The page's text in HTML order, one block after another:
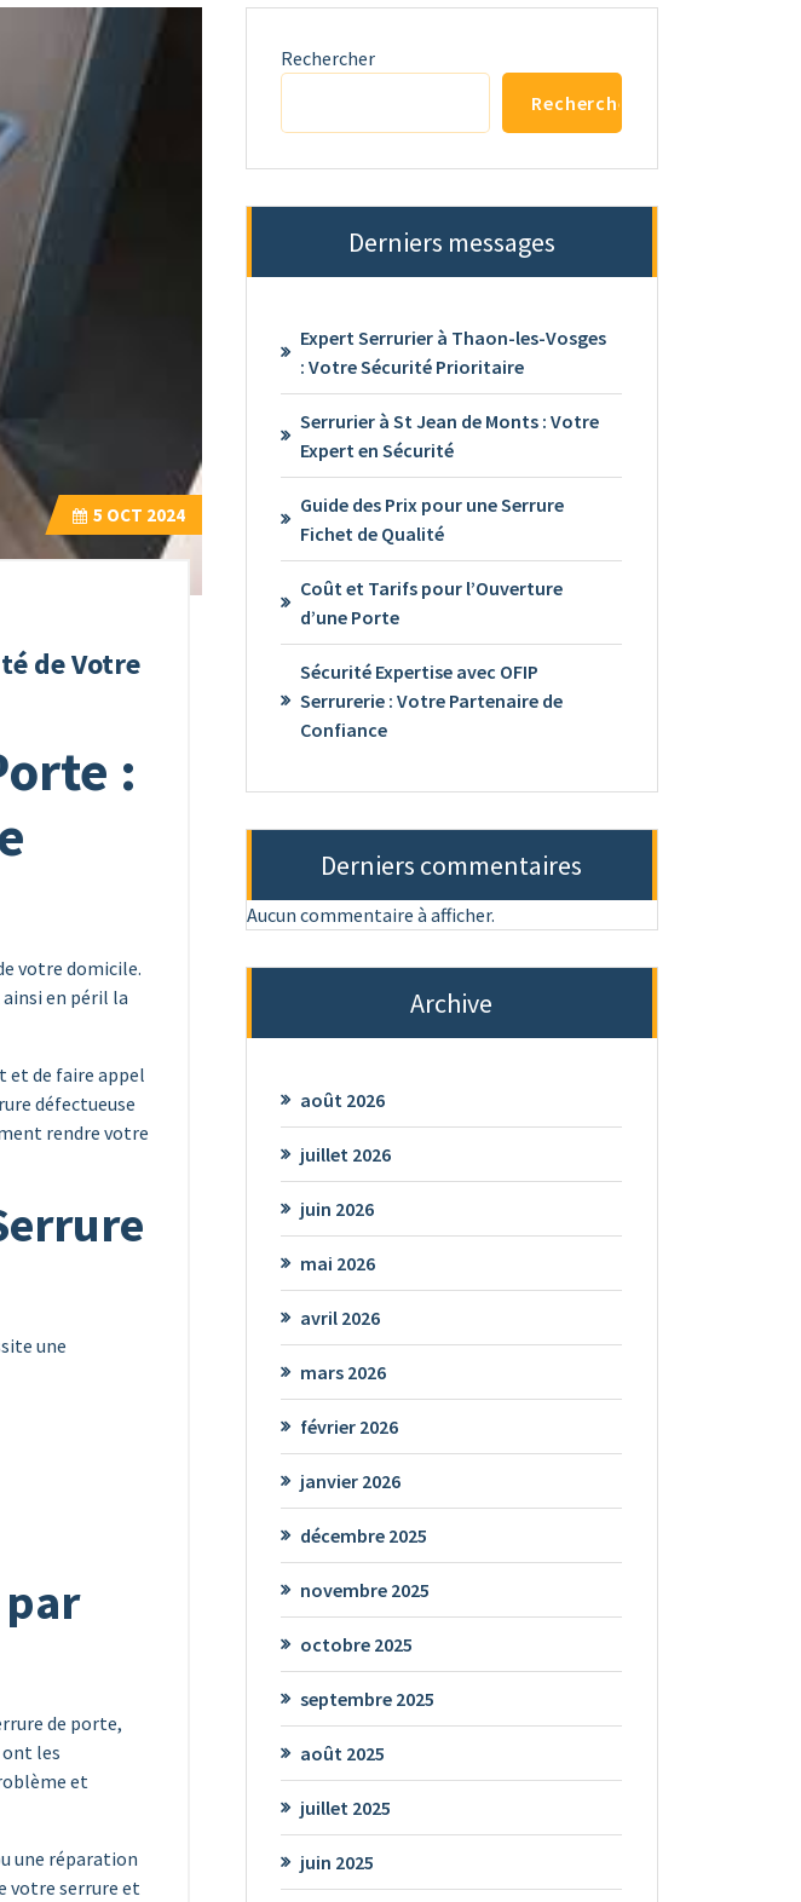
5 OCT 2024
de Votre
:
votre domicile.
en péril la
et de faire appel
défectueuse
rendre votre
une
de porte,
ont les
et
une réparation
votre serrure et
Rechercher
Rechercher
Derniers messages
Expert Serrurier à Thaon-les-Vosges
: Votre Sécurité Prioritaire
Serrurier à St Jean de Monts : Votre
Expert en Sécurité
Guide des Prix pour une Serrure
Fichet de Qualité
Coût et Tarifs pour l’Ouverture
d’une Porte
Sécurité Expertise avec OFIP
Serrurerie : Votre Partenaire de
Confiance
Derniers commentaires
Aucun commentaire à afficher.
Archive
août 2026
juillet 2026
juin 2026
mai 2026
avril 2026
mars 2026
février 2026
janvier 2026
décembre 2025
novembre 2025
octobre 2025
septembre 2025
août 2025
juillet 2025
juin 2025